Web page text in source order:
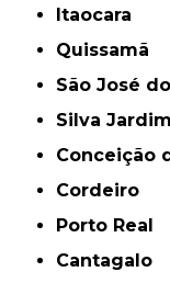
Itaocara
Quissamã
São José
Silva Jardim
Conceição
Cordeiro
Porto Real
Cantagalo